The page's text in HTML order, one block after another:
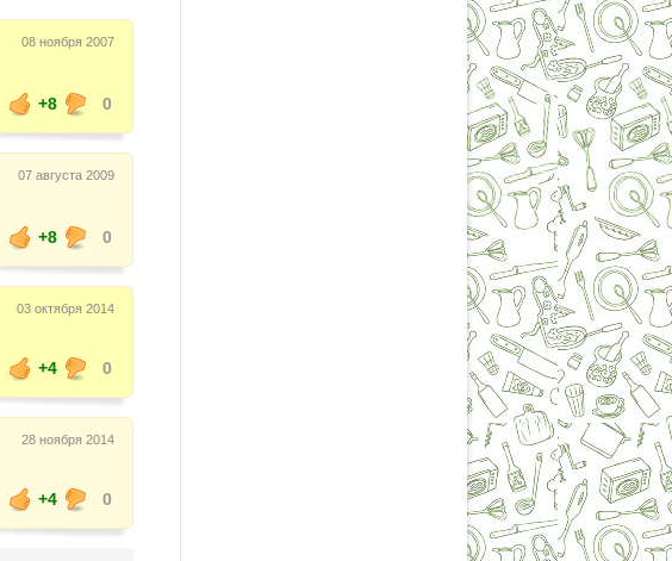
08 ноября 2007
+8
0
07 августа 2009
+8
0
03 октября 2014
+4
0
28 ноября 2014
+4
0